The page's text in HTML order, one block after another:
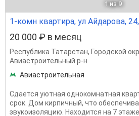
1 из 9
1-комн квартира, ул Айдарова,
20 000 ₽ в месяц
Республика Татарстан, Городской
Авиастроительный р-н
Авиастроительная
Сдается уютная однокомнатная
срок. Дом кирпичный, что
звукоизоляцию. Находится на 7